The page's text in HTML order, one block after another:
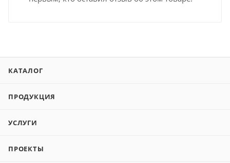
КАТАЛОГ
ПРОДУКЦИЯ
УСЛУГИ
ПРОЕКТЫ